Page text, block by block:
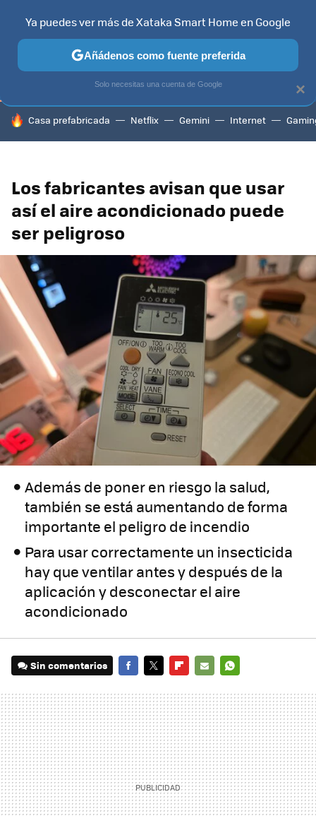
TELEVISORES CONTENIDOS SMART TV SELECCIÓN
HOY SE HABLA DE
Casa prefabricada Netflix Gemini Internet
Los fabricantes avisan que usar
así el aire acondicionado puede
ser peligroso
Además de poner en riesgo la salud,
también se está aumentando de forma
importante el peligro de incendio
Para usar correctamente un insecticida
hay que ventilar antes y después de la
aplicación y desconectar el aire
acondicionado
Sin comentarios
MAIL
×
Ya puedes ver más de Xataka Smart Home en Google
Añádenos como fuente preferida
Solo necesitas una cuenta de Google